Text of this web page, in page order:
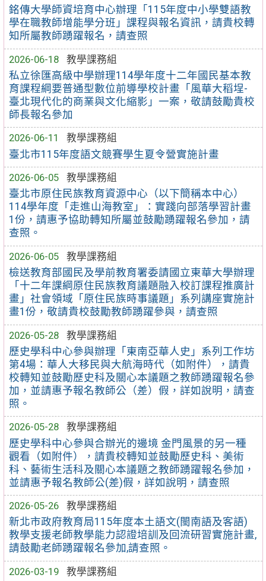
銘傳大學師資培育中心辦理「115年度中小學雙語教
學在職教師增能學分班」課程與報名資訊，請貴校轉
知所屬教師踴躍報名，請查照
2026-06-18
教學課務組
私立徐匯高級中學辦理114學年度十二年國民基本教
育課程綱要普通型數位前導學校計畫「風華大稻埕-
臺北現代化的商業與文化縮影」一案，敬請鼓勵貴校
師長報名參加
2026-06-11
教學課務組
臺北市115年度語文競賽學生夏令營實施計畫
2026-06-05
教學課務組
臺北市原住民族教育資源中心（以下簡稱本中心）
114學年度「走進山海教室」：實踐向部落學習計畫
1份，請惠予協助轉知所屬並鼓勵踴躍報名參加，請
查照。
2026-06-05
教學課務組
檢送教育部國民及學前教育署委請國立東華大學辦理
「十二年課綱原住民族教育議題融入校訂課程推廣計
畫」社會領域「原住民族時事議題」系列講座實施計
畫1份，敬請貴校鼓勵教師踴躍參與，請查照
2026-05-28
教學課務組
歷史學科中心參與辦理「東南亞華人史」系列工作坊
第4場：華人大移民與大航海時代（如附件），請貴
校轉知並鼓勵歷史科及關心本議題之教師踴躍報名參
加，並請惠予報名教師公（差）假，詳如說明，請查
照。
2026-05-28
教學課務組
歷史學科中心參與合辦光的邊境 金門風景的另一種
觀看（如附件），請貴校轉知並鼓勵歷史科、美術
科、藝術生活科及關心本議題之教師踴躍報名參加，
並請惠予報名教師公(差)假，詳如說明，請查照
2026-05-26
教學課務組
新北市政府教育局115年度本土語文(閩南語及客語)
教學支援老師教學能力認證培訓及回流研習實施計畫,
請鼓勵老師踴躍報名參加,請查照。
2026-03-19
教學課務組